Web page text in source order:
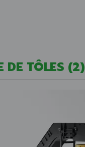
DE TÔLES (2)